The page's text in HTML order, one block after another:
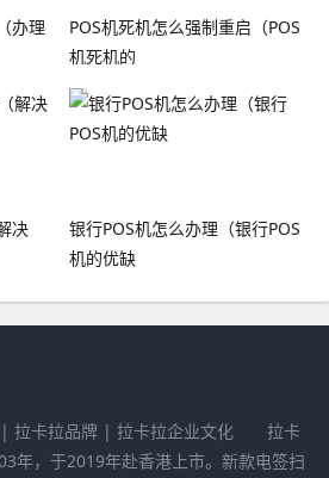
办理
POS机死机怎么强制重启（POS
机死机的
决
银行POS机怎么办理（银行POS
机的优缺
拉卡拉品牌 | 拉卡拉企业文化 拉卡
年，于2019年赴香港上市。新款电签扫